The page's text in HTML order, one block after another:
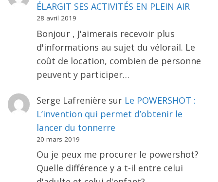
ÉLARGIT SES ACTIVITÉS EN PLEIN AIR
28 avril 2019
Bonjour , J'aimerais recevoir plus
d'informations au sujet du vélorail. Le
coût de location, combien de personne
peuvent y participer…
Serge Lafrenière sur Le POWERSHOT :
L’invention qui permet d’obtenir le
lancer du tonnerre
20 mars 2019
Ou je peux me procurer le powershot?
Quelle différence y a t-il entre celui